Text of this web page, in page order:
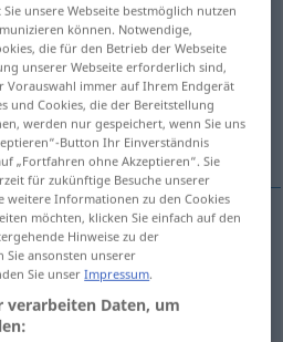
anklicken/antippen)
teki na) yutakasa]
unsere Webseite bestmöglich nutzen
können. Notwendige,
die für den Betrieb der Webseite
unserer Webseite erforderlich sind,
Vorauswahl immer auf Ihrem Endgerät
und Cookies, die der Bereitstellung
werden nur gespeichert, wenn Sie uns
Button Ihr Einverständnis
„Fortfahren ohne Akzeptieren“. Sie
für zukünftige Besuche unserer
weitere Informationen zu den Cookies
möchten, klicken Sie einfach auf den
Hinweise zu der
ansonsten unserer
Sie unserImpressum.
verarbeiten Daten, um